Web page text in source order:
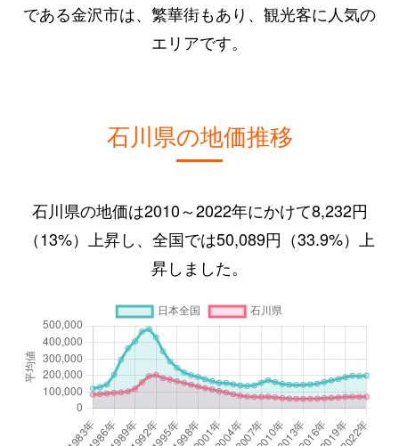
である金沢市は、繁華街もあり、観光客に人気の
エリアです。
石川県の地価推移
石川県の地価は2010～2022年にかけて8,232円
（13%）上昇し、全国では50,089円（33.9%）上
昇しました。